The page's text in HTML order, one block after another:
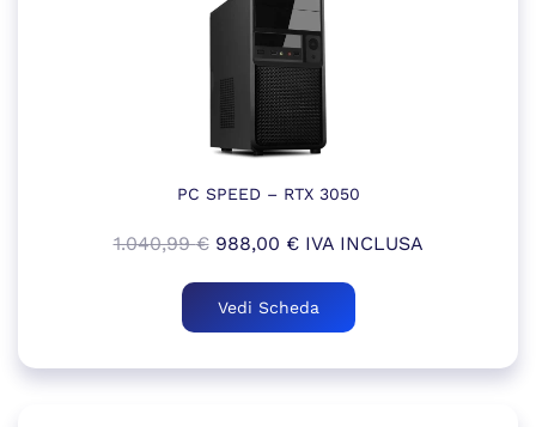
PC SPEED – RTX 3050
1.040,99€ Il
originale
era:
988,00 €Il
attuale
è:
IVA INCLUSA
Vedi Scheda